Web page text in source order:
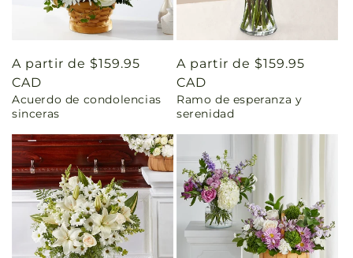
Precio
habitual
A partir de $159.95
CAD
Acuerdo de condolencias
sinceras
Precio
habitual
A partir de $159.95
CAD
Ramo de esperanza y
serenidad